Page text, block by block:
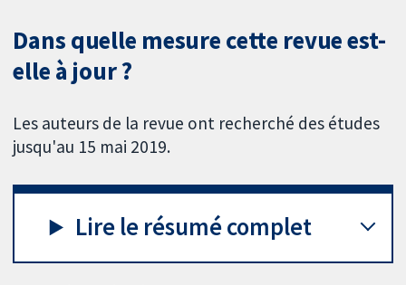
Dans quelle mesure cette revue est-
elle à jour ?
Les auteurs de la revue ont recherché des études
jusqu'au 15 mai 2019.
Lire le résumé complet